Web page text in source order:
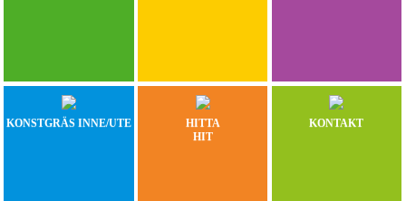
KONSTGRÄS INNE/UTE
HITTA
HIT
KONTAKT